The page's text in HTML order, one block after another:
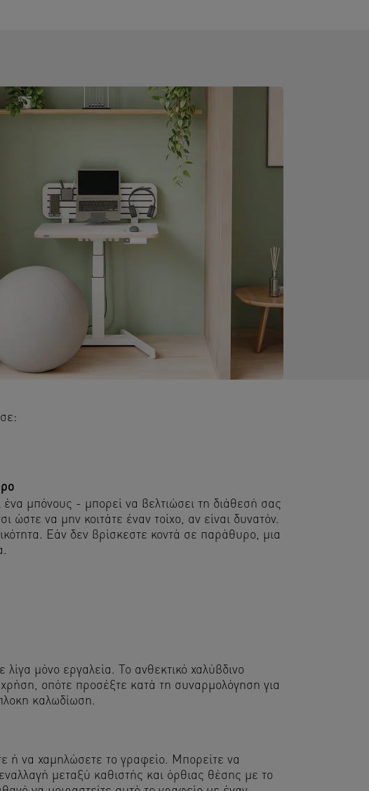
μπόνους - μπορεί να βελτιώσει τη διάθεσή σας
να μην κοιτάτε έναν τοίχο, αν είναι δυνατόν.
Εάν δεν βρίσκεστε κοντά σε παράθυρο, μια
μόνο εργαλεία. Το ανθεκτικό χαλύβδινο
οπότε προσέξτε κατά τη συναρμολόγηση για
καλωδίωση.
ή να χαμηλώσετε το γραφείο. Μπορείτε να
μεταξύ καθιστής και όρθιας θέσης με το